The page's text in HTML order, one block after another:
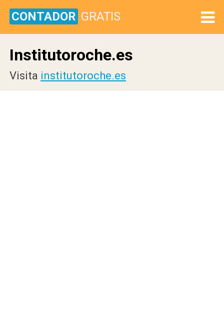
CONTADOR GRATIS
Institutoroche.es
Visita institutoroche.es